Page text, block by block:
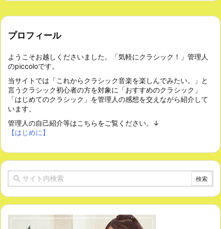
プロフィール
ようこそお越しくださいました。「気軽にクラシック！」管理人
のpiccoloです。
当サイトでは「これからクラシック音楽を楽しんでみたい。」と
言うクラシック初心者の方を対象に「おすすめのクラシック」
「はじめてのクラシック」を管理人の感想を交えながら紹介して
います。
管理人の自己紹介等はこちらをご覧ください。↓
【はじめに】